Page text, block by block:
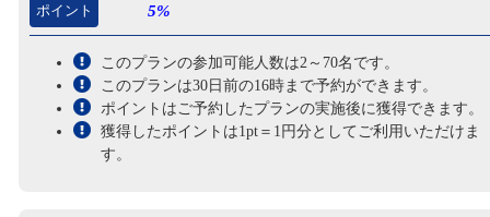
ポイント 5%
このプランの参加可能人数は2～70名です。
このプランは30日前の16時まで予約ができます。
ポイントはご予約したプランの実施後に獲得できます。
獲得したポイントは1pt＝1円分としてご利用いただけま
す。